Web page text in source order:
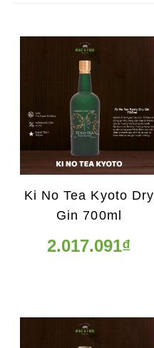
Ki No Tea Kyoto Dry
Gin 700ml
2.017.091₫